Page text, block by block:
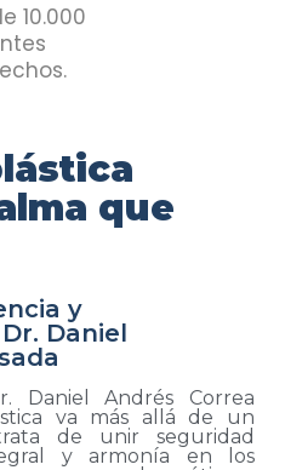
10.000
que
y
Daniel
Daniel Andrés Correa
va más allá de un
de unir seguridad
y armonía en los